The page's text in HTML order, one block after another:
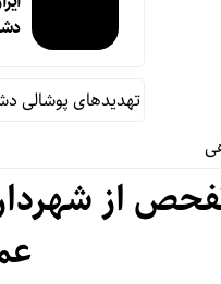
ایران تهدیدهای پوشالی
از